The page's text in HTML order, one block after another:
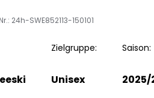
24h-SWE852113-150101
Zielgruppe:
Unisex
Saison:
2025/